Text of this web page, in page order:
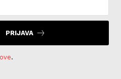
PRIJAVA
.